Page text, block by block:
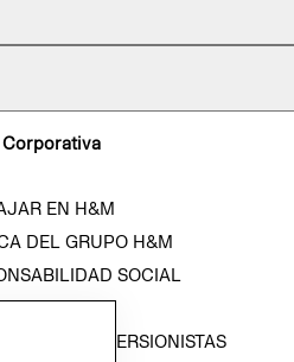
EN H&M
DEL GRUPO H&M
SOCIAL
CON INVERSIONISTAS